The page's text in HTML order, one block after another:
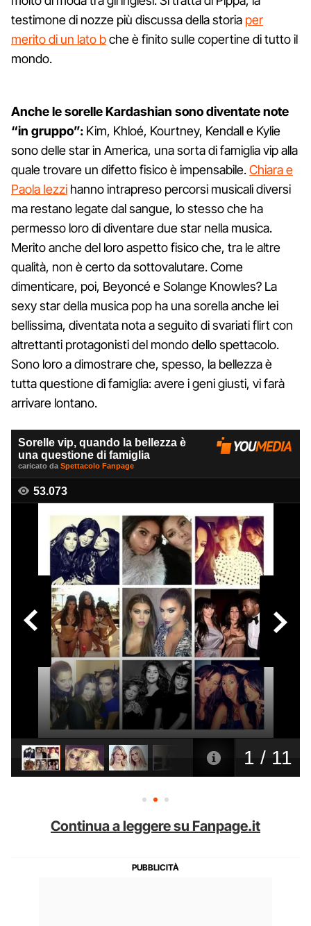
testimone di nozze più discussa della storia per
merito di un lato bche è finito sulle copertine di tutto il
mondo.
Anche le sorelle Kardashian sono diventate note
“in gruppo”: Kim, Khloé, Kourtney, Kendall e Kylie
sono delle star in America, una sorta di famiglia vip alla
quale trovare un difetto fisico è impensabile.Chiara e
Paola Iezzi hanno intrapreso percorsi musicali diversi
ma restano legate dal sangue, lo stesso che ha
permesso loro di diventare due star nella musica.
Merito anche del loro aspetto fisico che, tra le altre
qualità, non è certo da sottovalutare. Come
dimenticare, poi, Beyoncé e Solange Knowles? La
sexy star della musica pop ha una sorella anche lei
bellissima, diventata nota a seguito di svariati flirt con
altrettanti protagonisti del mondo dello spettacolo.
Sono loro a dimostrare che, spesso, la bellezza è
tutta questione di famiglia: avere i geni giusti, vi farà
arrivare lontano.
Continua a leggere su Fanpage.it